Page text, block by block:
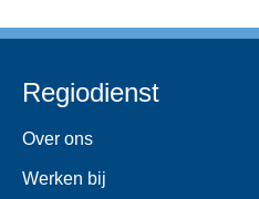
Regiodienst
Over ons
Werken bij